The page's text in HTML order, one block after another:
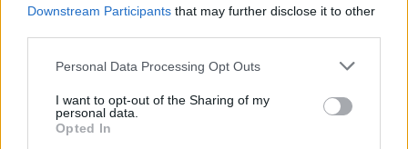
Downstream Participants that may further disclose it to other
Please note that this website/app uses one or more Google
not limited to your visit or usage behaviour. You may click to
grant or deny consent to Google and its third-party tags to
use your data for below specified purposes in below Google
Personal Data Processing Opt Outs
I want to opt-out of the Sharing of my
personal data.
Opted In